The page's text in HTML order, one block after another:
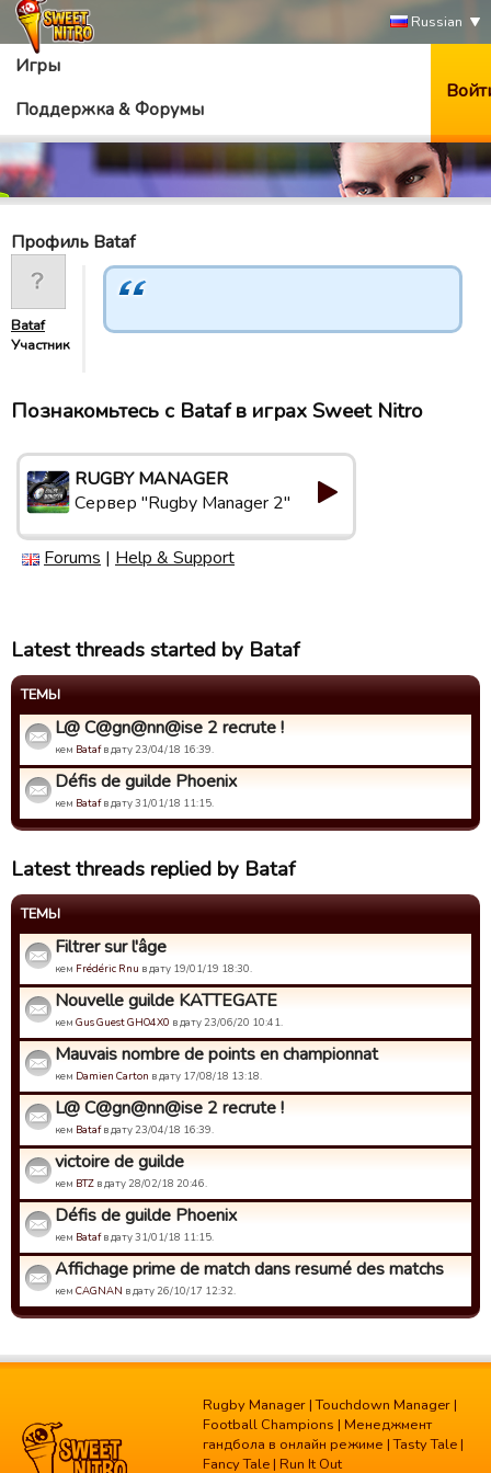
Russian
Игры
Поддержка & Форумы
Профиль Bataf
Bataf
Участник
Познакомьтесь с Bataf в играх Sweet Nitro
RUGBY MANAGER
Сервер "Rugby Manager 2"
Forums | Help & Support
Latest threads started by Bataf
ТЕМЫ
L@ C@gn@nn@ise 2 recrute !
кем Batafв дату 23/04/18 16:39.
Défis de guilde Phoenix
кем Batafв дату 31/01/18 11:15.
Latest threads replied by Bataf
ТЕМЫ
Filtrer sur l'âge
кем Frédéric Rnu в дату 19/01/19 18:30.
Nouvelle guilde KATTEGATE
кем Gus Guest GHO4X0 в дату 23/06/20 10:41.
Mauvais nombre de points en championnat
кем Damien Carton в дату 17/08/18 13:18.
L@ C@gn@nn@ise 2 recrute !
кем Batafв дату 23/04/18 16:39.
victoire de guilde
кем BTZ в дату 28/02/18 20:46.
Défis de guilde Phoenix
кем Batafв дату 31/01/18 11:15.
Affichage prime de match dans resumé des matchs
кем CAGNAN в дату 26/10/17 12:32.
Rugby Manager |Touchdown Manager |
Football Champions | Менеджмент
гандбола в онлайн режиме |Tasty Tale |
Fancy Tale | Run It Out